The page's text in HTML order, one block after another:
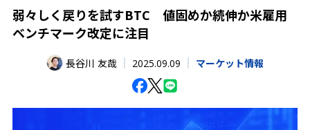
弱々しく戻りを試すBTC 値固めか続伸か米雇用
ベンチマーク改定に注目
長谷川 友哉 2025.09.09 マーケット情報